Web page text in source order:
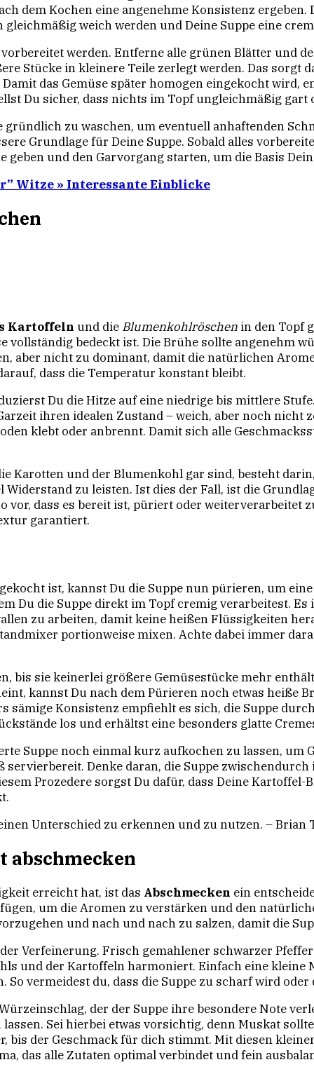
dem Kochen eine angenehme Konsistenz
weich werden und Deine Suppe eine
werden. Entferne alle grünen Blätter und
Stücke in kleinere Teile zerlegt werden. Das sorgt
das Gemüse später homogen eingekocht wird,
Du sicher, dass nichts im Topf ungleichmäßig
gründlich zu waschen, um eventuell anhaftenden
Grundlage für Deine Suppe. Sobald alles
und den Garvorgang starten, um die Basis
Witze » Interessante Einblicke
Kartoffeln und die Blumenkohlröschen in den Topf
vollständig bedeckt ist. Die Brühe sollte angenehm
aber nicht zu dominant, damit die natürlichen
dass die Temperatur konstant bleibt.
Du die Hitze auf eine niedrige bis mittlere
ihren idealen Zustand – weich, aber noch nicht
klebt oder anbrennt. Damit sich alle
Karotten und der Blumenkohl gar sind, besteht
zu leisten. Ist dies der Fall, ist die
vor, dass es bereit ist, püriert oder weiterverarbeitet
garantiert.
ist, kannst Du die Suppe nun pürieren, um
Du die Suppe direkt im Topf cremig verarbeitest.
zu arbeiten, damit keine heißen Flüssigkeiten
portionweise mixen. Achte dabei immer
bis sie keinerlei größere Gemüsestücke mehr
kannst Du nach dem Pürieren noch etwas heiße
Konsistenz empfiehlt es sich, die Suppe
los und erhältst eine besonders glatte
Suppe noch einmal kurz aufkochen zu lassen, um
servierbereit. Denke daran, die Suppe
Prozedere sorgst Du dafür, dass Deine
Unterschied zu erkennen und zu nutzen. – Brian
abschmecken
erreicht hat, ist das Abschmecken ein
um die Aromen zu verstärken und den
und nach und nach zu salzen, damit die
Verfeinerung. Frisch gemahlener schwarzer
und der Kartoffeln harmoniert. Einfach eine kleine
vermeidest du, dass die Suppe zu scharf wird
der der Suppe ihre besondere Note
Sei hierbei etwas vorsichtig, denn Muskat
bis der Geschmack für dich stimmt. Mit diesen
das alle Zutaten optimal verbindet und fein